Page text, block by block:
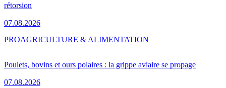
rétorsion
07.08.2026
Poulets, bovins et ours polaires : la grippe aviaire se propage
07.08.2026
PROAGRICULTURE & ALIMENTATION